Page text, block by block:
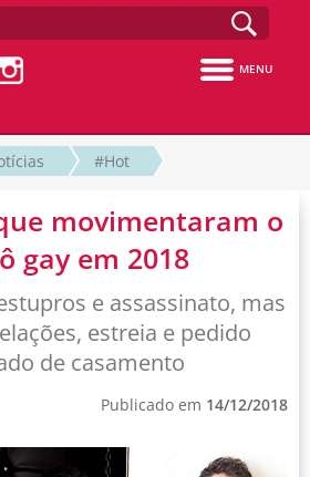
MENU
#Hot
movimentaram o
gay em 2018
e assassinato, mas
estreia e pedido
de casamento
Publicado em 14/12/2018